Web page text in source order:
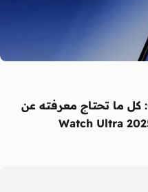
مؤتمر Galaxy Unpacked 2025: كل ما تحتاج معرفته عن